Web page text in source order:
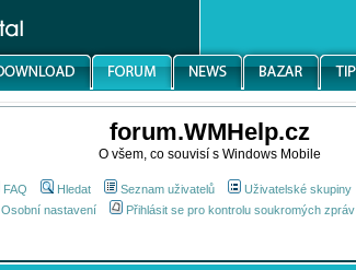
forum.WMHelp.cz
O všem, co souvisí s Windows Mobile
FAQ Hledat Seznam uživatelů Uživatelské skupiny
Osobní nastavení
Přihlásit se pro kontrolu soukromých zpráv